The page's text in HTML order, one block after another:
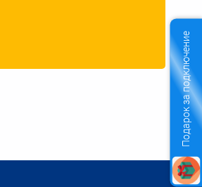
Подарок за подключение